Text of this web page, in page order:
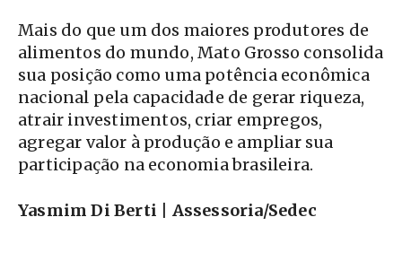
Mais do que um dos maiores produtores de
alimentos do mundo, Mato Grosso consolida
sua posição como uma potência econômica
nacional pela capacidade de gerar riqueza,
atrair investimentos, criar empregos,
agregar valor à produção e ampliar sua
participação na economia brasileira.
Yasmim Di Berti | Assessoria/Sedec